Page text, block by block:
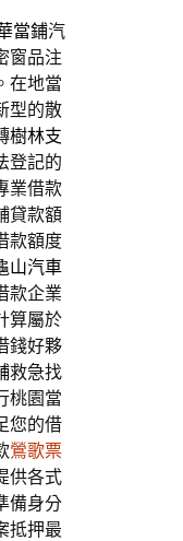
當鋪汽
窗品注
在地當
型的散
樹林支
登記的
業借款
貸款額
款額度
山汽車
款企業
算屬於
錢好夥
救急找
桃園當
您的借
鶯歌票
供各式
備身分
抵押最